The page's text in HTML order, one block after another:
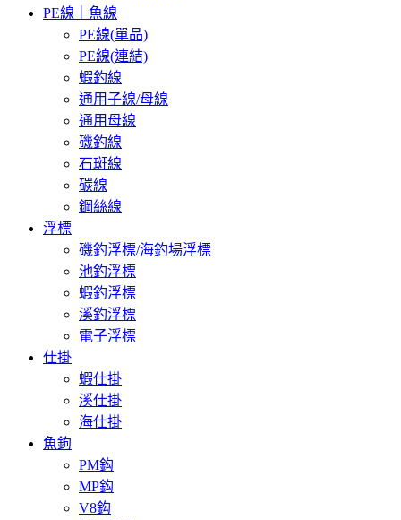
PE線｜魚線
PE線(單品)
PE線(連結)
蝦釣線
通用子線/母線
通用母線
磯釣線
石斑線
碳線
鋼絲線
浮標
磯釣浮標/海釣場浮標
池釣浮標
蝦釣浮標
溪釣浮標
電子浮標
仕掛
蝦仕掛
溪仕掛
海仕掛
魚鉤
PM鈎
MP鈎
V8鈎